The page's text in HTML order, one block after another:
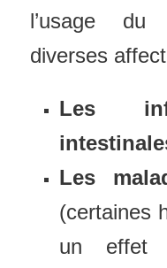
l’usage du
diverses
Les
Les
(certaines
un effet